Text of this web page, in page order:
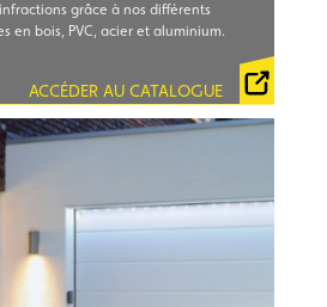
grâce à nos différents
en bois, PVC, acier et aluminium.
ACCÉDER AU CATALOGUE
CATALOGUE SOTHOFERM
CATALOGUE FRANCE FERMETURES
CATALOGUE SOMFY 2023